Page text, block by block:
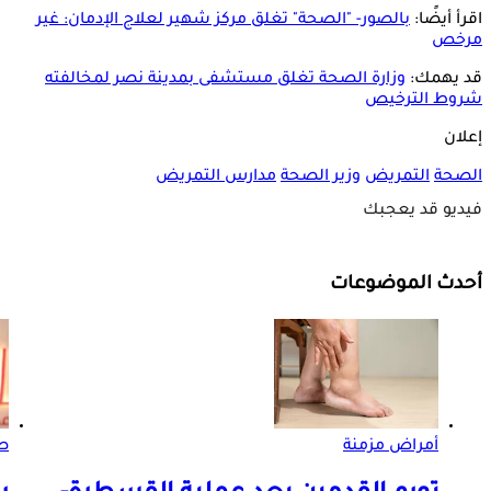
اقرأ أيضًا: بالصور- "الصحة" تغلق مركز شهير لعلاج الإدمان: غير
مرخص
قد يهمك: وزارة الصحة تغلق مستشفى بمدينة نصر لمخالفته
شروط الترخيص
إعلان
الصحة التمريض وزير الصحة مدارس التمريض
فيديو قد يعجبك
أحدث الموضوعات
أمراض مزمنة